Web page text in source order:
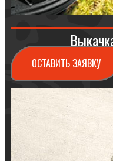
ОСТАВИТЬ ЗАЯВКУ